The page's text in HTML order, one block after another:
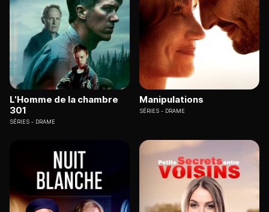
L'Homme de la chambre
301
SÉRIES DRAME
Manipulations
SÉRIES DRAME